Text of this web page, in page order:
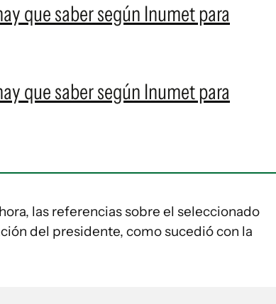
que saber según Inumet para
que saber según Inumet para
las referencias sobre el seleccionado
del presidente, como sucedió con la